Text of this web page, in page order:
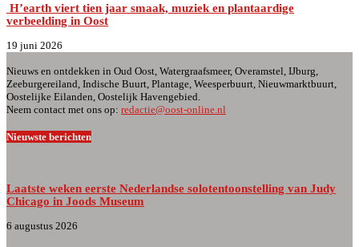
H’earth viert tien jaar smaak, muziek en plantaardige
verbeelding in Oost
19 juni 2026
Nieuws en ontdekken in Oud Oost, Watergraafsmeer, Overamstel, IJburg,
Zeeburgereiland, Indische Buurt, Plantage, Weesperbuurt, Nieuwmarktbuurt,
Oostelijke Eilanden, Oostelijk Havengebied.
Neem contact met ons op: redactie@oost-online.nl
Nieuwste berichten
Laatste weken eerste Nederlandse solotentoonstelling van Judy
Chicago in Joods Museum
6 augustus 2026